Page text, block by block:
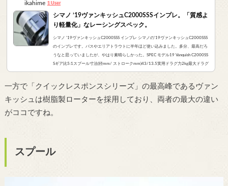
ikahime 1 User
シマノ ’19ヴァンキッシュC2000SSSインプレ。「質感よ
り軽量化」なレーシングスペック。
シマノ '19ヴァンキッシュC2000SSS インプレ シマノの'19ヴァンキッシュC2000SSS
のインプレです。バスやエリアトラウトに半年ほど使い込みました。多分、最高だろ
うなと思っていましたが、やはり素晴らしかった。SPEC モデル19 Vanquish C2000SS
Sギア比5:1スプール寸法(径mm/ ストロークmm)43/13.5実用ドラグ力2kg最大ドラグ
力3kg最大巻上長69cmライン キャパシティナイロン 2-115、2.5-100、3-70フロロ
mベアリング ボール/ローラー11/1 C2000SSS...
一方で「クイックレスポンスシリーズ」の最高峰であるヴァン
キッシュは樹脂製ローターを採用しており、両者の最大の違い
がココですね。
スプール